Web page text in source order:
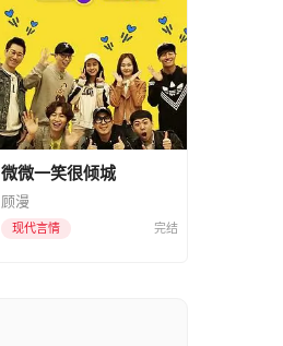
微微一笑很倾城
顾漫
现代言情 完结